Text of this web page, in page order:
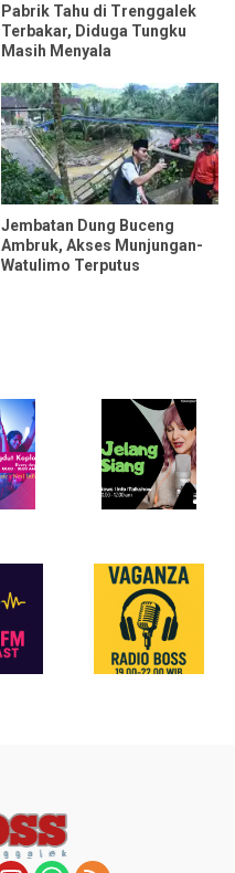
Pabrik Tahu di Trenggalek
Terbakar, Diduga Tungku
Masih Menyala
Jembatan Dung Buceng
Ambruk, Akses Munjungan-
Watulimo Terputus